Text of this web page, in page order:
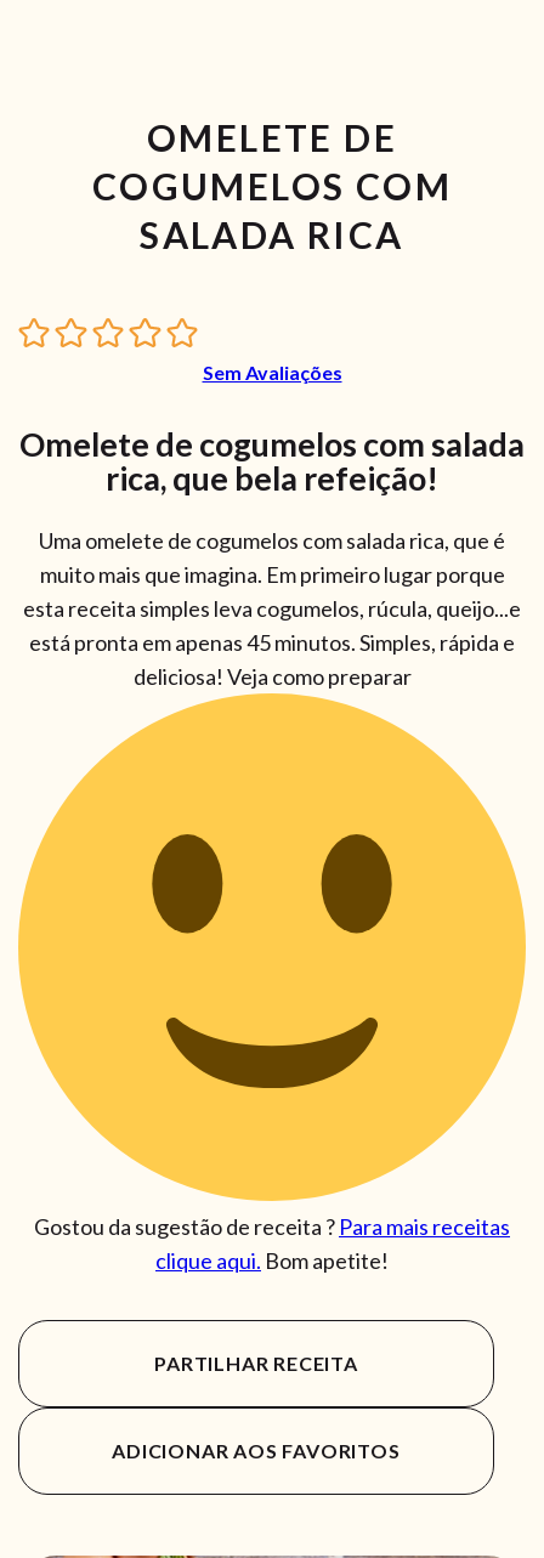
OMELETE DE
COGUMELOS COM
SALADA RICA
Sem Avaliações
Omelete de cogumelos com salada
rica, que bela refeição!
Uma omelete de cogumelos com salada rica, que é
muito mais que imagina. Em primeiro lugar porque
esta receita simples leva cogumelos, rúcula, queijo...e
está pronta em apenas 45 minutos. Simples, rápida e
deliciosa! Veja como preparar
Gostou da sugestão de receita ? Para mais receitas
clique aqui. Bom apetite!
PARTILHAR RECEITA
ADICIONAR AOS FAVORITOS